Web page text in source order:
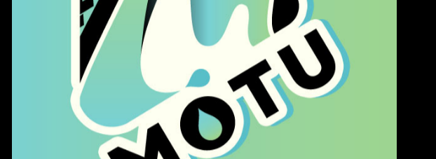
SERVICE COMMERCIAL